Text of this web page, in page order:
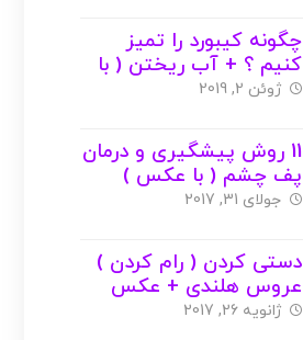
چگونه کیبورد را تمیز
کنیم ؟ + آب ریختن ( با
عکس )
ژوئن 2, 2019
11 روش پیشگیری و درمان
پف چشم ( با عکس )
جولای 31, 2017
دستی کردن ( رام کردن )
عروس هلندی + عکس
ژانویه 26, 2017